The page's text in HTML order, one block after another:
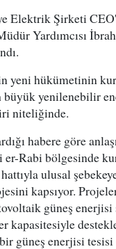
Elektrik Şirketi
Yardımcısı
yeni hükümetinin
büyük yenilenebilir
niteliğinde.
habere göre
er-Rabi bölgesinde
ulusal
kapsıyor.
güneş
kapasitesiyle
güneş enerjisi tesisi